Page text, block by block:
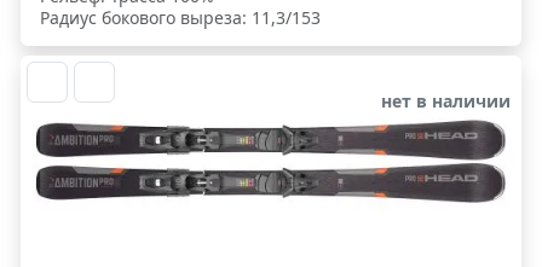
Радиус бокового выреза: 11,3/153
нет в наличии